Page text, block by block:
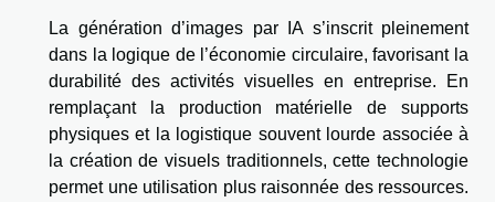
La génération d’images par IA s’inscrit pleinement
dans la logique de l’économie circulaire, favorisant la
durabilité des activités visuelles en entreprise. En
remplaçant la production matérielle de supports
physiques et la logistique souvent lourde associée à
la création de visuels traditionnels, cette technologie
permet une utilisation plus raisonnée des ressources.